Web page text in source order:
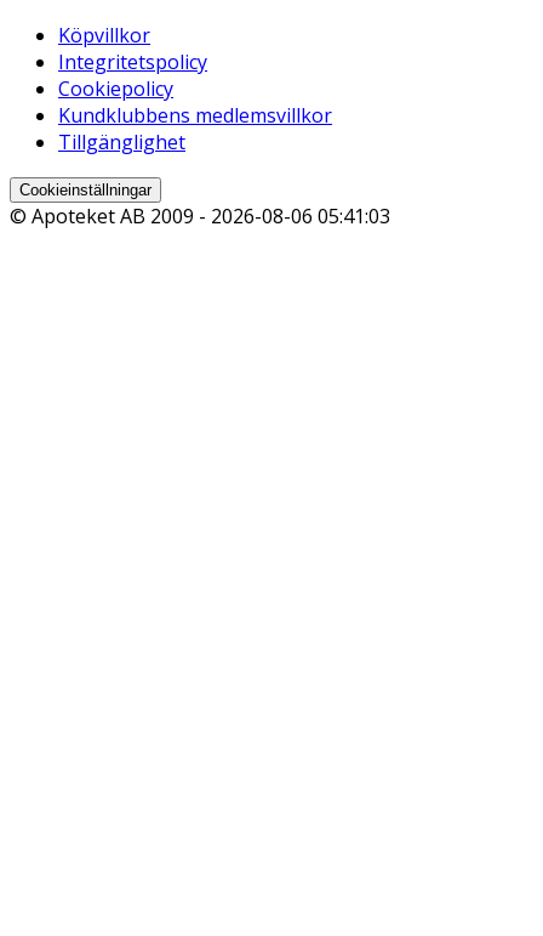
Köpvillkor
Integritetspolicy
Cookiepolicy
Kundklubbens medlemsvillkor
Tillgänglighet
Cookieinställningar
© Apoteket AB 2009 - 2026-08-06 05:41:03